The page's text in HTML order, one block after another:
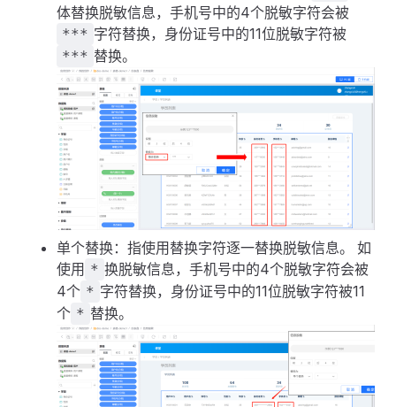
体替换脱敏信息，手机号中的4个脱敏字符会被
*** 字符替换，身份证号中的11位脱敏字符被
*** 替换。
单个替换：指使用替换字符逐一替换脱敏信息。 如
使用 * 换脱敏信息，手机号中的4个脱敏字符会被
4个 * 字符替换，身份证号中的11位脱敏字符被11
个 * 替换。